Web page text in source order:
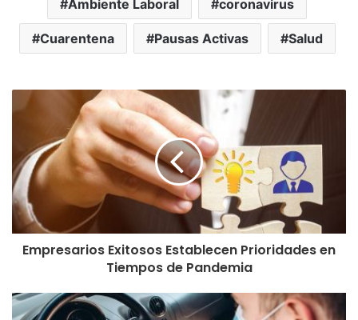
Ambiente Laboral coronavirus
Cuarentena Pausas Activas Salud
Empresarios Exitosos Establecen Prioridades en
Tiempos de Pandemia